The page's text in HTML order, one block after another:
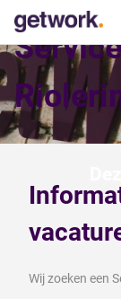
Wij zoeken een